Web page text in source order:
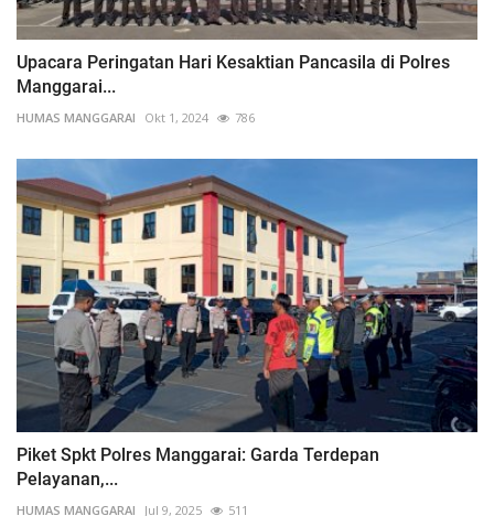
Upacara Peringatan Hari Kesaktian Pancasila di Polres
Manggarai...
HUMAS MANGGARAI Okt 1, 2024 786
Piket Spkt Polres Manggarai: Garda Terdepan
Pelayanan,...
HUMAS MANGGARAI Jul 9, 2025 511